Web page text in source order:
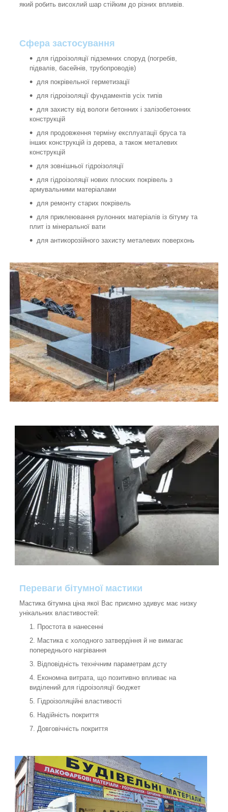
який робить висохлий шар стійким до різних впливів.
Сфера застосування
для гідроізоляції підземних споруд (погребів,
підвалів, басейнів, трубопроводів)
для покрівельної герметизації
для гідроізоляції фундаментів усіх типів
для захисту від вологи бетонних і залізобетонних
конструкцій
для продовження терміну експлуатації бруса та
інших конструкцій із дерева, а також металевих
конструкцій
для зовнішньої гідроізоляції
для гідроізоляції нових плоских покрівель з
армувальними матеріалами
для ремонту старих покрівель
для приклеювання рулонних матеріалів із бітуму та
плит із мінеральної вати
для антикорозійного захисту металевих поверхонь
Переваги бітумної мастики
Мастика бітумна ціна якої Вас приємно здивує має низку
унікальних властивостей:
Простота в нанесенні
Мастика є холодного затвердіння й не вимагає
попереднього нагрівання
Відповідність технічним параметрам дсту
Економна витрата, що позитивно впливає на
виділений для гідроізоляції бюджет
Гідроізоляційні властивості
Надійність покриття
Довговічність покриття